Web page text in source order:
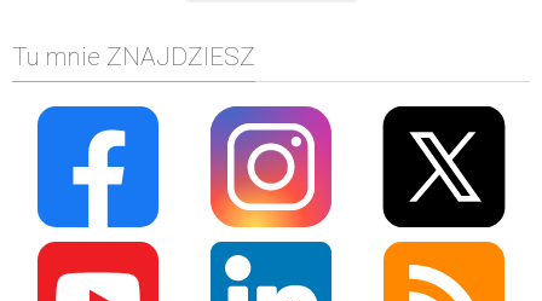
TESTOWANIE
SIECI
WYDARZENIA
BIZNES
PO GODZINACH
KONTAKT
Tu mnie ZNAJDZIESZ